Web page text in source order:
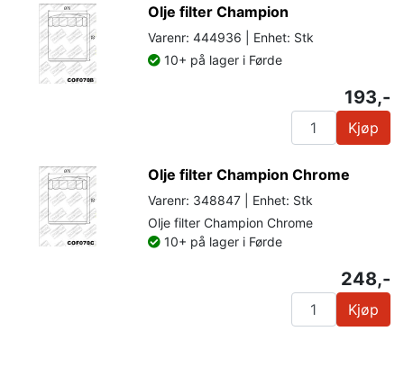
Olje filter Champion
Varenr: 444936 | Enhet: Stk
10+ på lager i Førde
193,-
Kjøp
Olje filter Champion Chrome
Varenr: 348847 | Enhet: Stk
Olje filter Champion Chrome
10+ på lager i Førde
248,-
Kjøp